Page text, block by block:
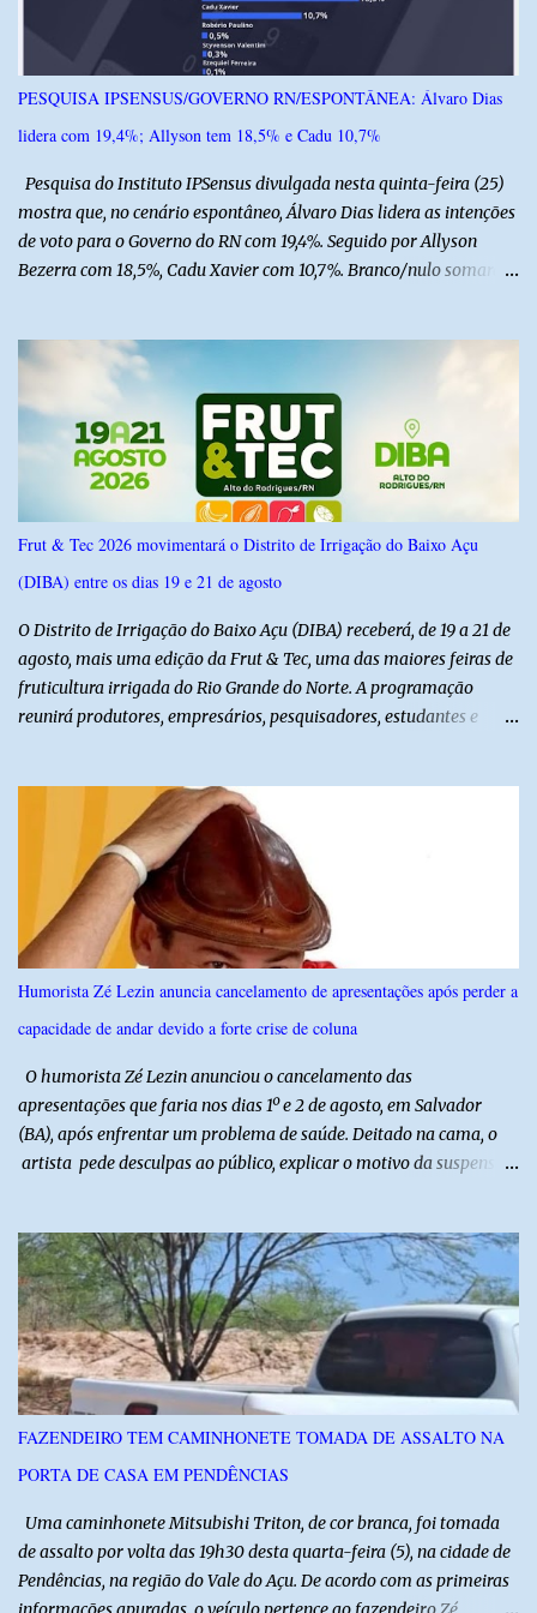
transferido pelo helicóptero Potiguar 02 para o Hospital
Monsenhor Walfredo Gurgel, em Natal, onde permanece internado
Polícia Militar, a criança é filha de um policial militar. PM reforça
alerta sobre álcool e direção Em nota, a Polícia Militar manifestou
PESQUISA IPSENSUS/GOVERNO RN/ESPONTÂNEA: Álvaro Dias
lidera com 19,4%; Allyson tem 18,5% e Cadu 10,7%
Pesquisa do Instituto IPSensus divulgada nesta quinta-feira (25)
mostra que, no cenário espontâneo, Álvaro Dias lidera as intenções
de voto para o Governo do RN com 19,4%. Seguido por Allyson
Bezerra com 18,5%, Cadu Xavier com 10,7%. Branco/nulo somaram
do Norte entre os dias 18 e 22 de junho de 2026. O levantamento
possui margem de erro de 2,5 pontos percentuais e nível de
confiança de 95%. Registro no TSE: RN-09520/2026
Frut & Tec 2026 movimentará o Distrito de Irrigação do Baixo Açu
(DIBA) entre os dias 19 e 21 de agosto
O Distrito de Irrigação do Baixo Açu (DIBA) receberá, de 19 a 21 de
agosto, mais uma edição da Frut & Tec, uma das maiores feiras de
fruticultura irrigada do Rio Grande do Norte. A programação
reunirá produtores, empresários, pesquisadores, estudantes e
instituições e tecnologias voltadas ao setor. Além das atividades
técnicas, a feira contará com programação cultural. No dia 20 de
agosto, o público poderá prestigiar o show de humor com Mução,
seguido de apresentação musical de Vê Barreto. A Frut & Tec
reforça a importância do Distrito de Irrigação do Baixo Açu como
referência na fruticultura irrigada, promovendo conhecimento,
Humorista Zé Lezin anuncia cancelamento de apresentações após perder a
capacidade de andar devido a forte crise de coluna
O humorista Zé Lezin anunciou o cancelamento das
apresentações que faria nos dias 1º e 2 de agosto, em Salvador
(BA), após enfrentar um problema de saúde. Deitado na cama, o
artista pede desculpas ao público, explicar o motivo da suspensão
impossível viajar e subir ao palco. O comediante contou que
precisou ser levado a um hospital depois de perder a capacidade
de andar normalmente. “Eu não estou conseguindo nem me
levantar direito da cama. É um processo muito dolorido”, relatou o
humorista. Durante o atendimento médico, o humorista foi
diagnosticado com “bico de papagaio” na região da coluna. De
afirmou ainda que está passando por um tratamento intenso, com
FAZENDEIRO TEM CAMINHONETE TOMADA DE ASSALTO NA
PORTA DE CASA EM PENDÊNCIAS
Uma caminhonete Mitsubishi Triton, de cor branca, foi tomada
de assalto por volta das 19h30 desta quarta-feira (5), na cidade de
Pendências, na região do Vale do Açu. De acordo com as primeiras